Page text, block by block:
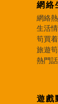
網絡
網絡
生活
筍買
旅遊
熱門
遊戲